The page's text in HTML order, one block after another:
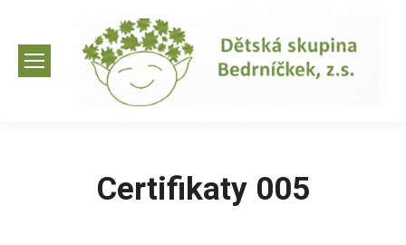
Certifikaty 005